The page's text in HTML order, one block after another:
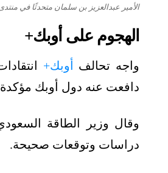
الأمير عبدالعزيز بن سلمان متحدثًا في
الهجوم على أوبك+
واجه تحالف أوبك+
دافعت عنه دول أوبك
وقال وزير الطاقة
دراسات وتوقعات صحيحة.